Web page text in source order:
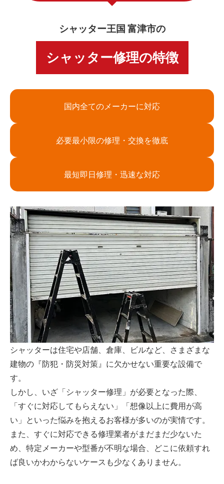
シャッター王国 富津市の
シャッター修理の特徴
国内全てのメーカーに対応
必要最小限の修理・交換を徹底
最短即日修理・迅速な対応
シャッターは住宅や店舗、倉庫、ビルなど、さまざまな
建物の『防犯・防災対策』に欠かせない重要な設備で
す。
しかし、いざ「シャッター修理」が必要となった際、
「すぐに対応してもらえない」「想像以上に費用が高
い」といった悩みを抱えるお客様が多いのが実情です。
また、すぐに対応できる修理業者がまだまだ少ないた
め、特定メーカーや型番が不明な場合、どこに依頼すれ
ば良いかわからないケースも少なくありません。